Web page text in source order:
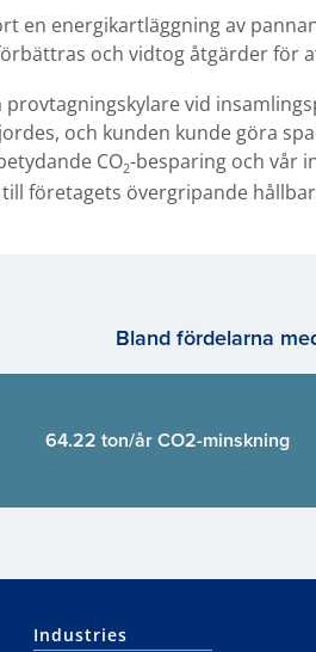
en energikartläggning av
och vidtog åtgärder för
vid
och kunden kunde göra
CO2-besparing och vår
företagets övergripande
Bland fördelarna
64.22 ton/år CO2-minskning
Industries